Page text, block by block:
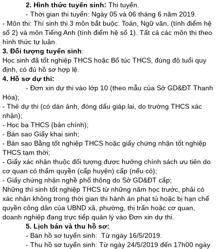
2. Hình thức tuyển sinh: Thi tuyển.
- Thời gian thi tuyển: Ngày 05 và 06 tháng 6 năm 2019.
- Môn thi: Thí sinh thi 3 môn bắt buộc: Toán, Ngữ văn, (tính điểm hệ
số 2) và môn Tiếng Anh (tính điểm hệ số 1). Tất cả các môn thi theo
hình thức tự luận.
3. Đối tượng tuyển sinh:
Học sinh đã tốt nghiệp THCS hoặc Bổ túc THCS, đúng độ tuổi quy
định, có đủ hồ sơ hợp lệ.
4. Hồ sơ dự thi:
- Đơn xin dự thi vào lớp 10 (theo mẫu của Sở GD&ĐT Thanh
Hóa);
- Thẻ dự thi (có dán ảnh, đóng dấu giáp lai, do trường THCS xác
nhận);
- Học bạ THCS (bản chính);
- Bản sao Giấy khai sinh;
- Bản sao Bằng tốt nghiệp THCS hoặc giấy chứng nhận tốt nghiệp
THCS tạm thời;
- Giấy xác nhận thuộc đối tượng được hưởng chính sách ưu tiên do
cơ quan có thẩm quyền (cấp huyện) cấp (nếu có);
- Giấy chứng nhận nghề phổ thông do Sở GD&ĐT cấp;
Những thí sinh tốt nghiệp THCS từ những năm học trước, phải có
xác nhận không trong thời gian thi hành án phạt tù hoặc bị hạn chế
quyền công dân của UBND xã, phường, thị trấn hoặc cơ quan,
doanh nghiệp đang trực tiếp quản lý vào Đơn xin dự thi.
5. Lịch bán và thu hồ sơ:
- Bán hồ sơ tuyển sinh: Từ ngày 16/5/2019.
- Thu hồ sơ tuyển sinh: Từ ngày 24/5/2019 đến 17h00 ngày